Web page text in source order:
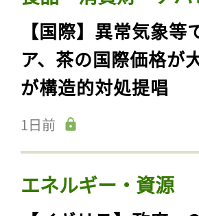
【国際】異常気象
ア、茶の国際価格が
が構造的対処提唱
1日前
エネルギー・資源